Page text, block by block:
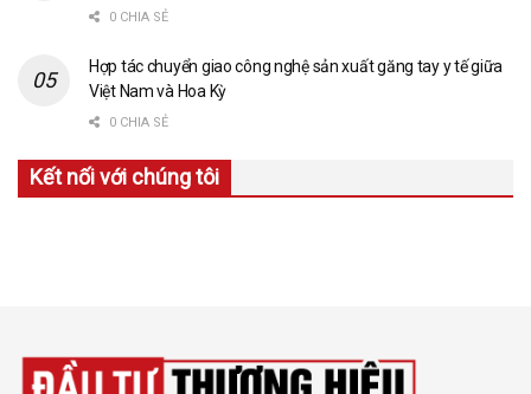
0 CHIA SẺ
Hợp tác chuyển giao công nghệ sản xuất găng tay y tế giữa
Việt Nam và Hoa Kỳ
0 CHIA SẺ
Kết nối với chúng tôi